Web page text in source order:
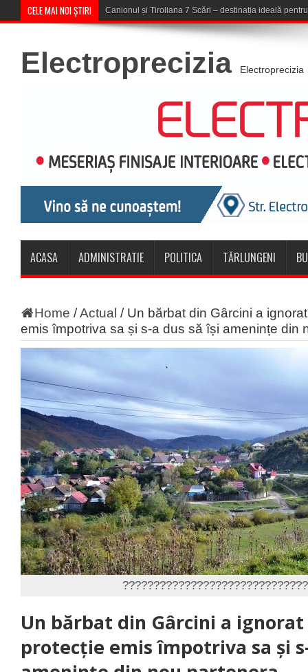
CELE MAI NOI ȘTIRI Concert în aer liber la Komeea Ca
Electroprecizia Electroprecizia
ACASA ADMINISTRATIE POLITICA TĂRLUNGENI
Home /Actual / Un bărbat din Gârcini a
emis împotriva sa și s-a dus să își amenințe din
Un bărbat din Gârcini a
protecție emis împotriva sa și